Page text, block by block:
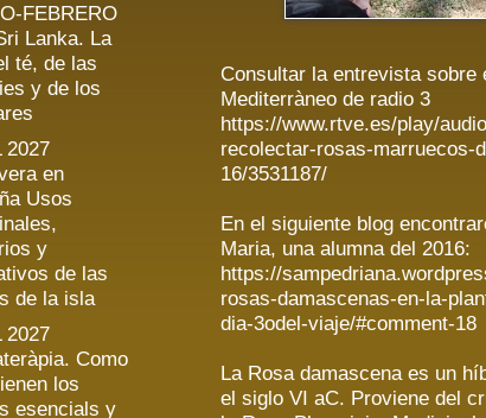
FEBRERO
Lanka. La
té, de las
y de los
2027
en
Usos
y
de las
de la isla
2027
Como
los
esencials y
Consultar la entrevista sobre
Mediterràneo de radio 3
https://www.rtve.es/play/
recolectar-rosas-marruecos-
16/3531187/
En el siguiente blog
Maria, una alumna del 2016:
https://
rosas-damascenas-en-la-
dia-3odel-viaje/#comment-18
La Rosa damascena es un
el siglo VI aC. Proviene del